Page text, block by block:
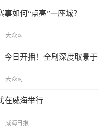
如何“点亮”一座城？
大众网
今日开播！全剧深度取景于
大众网
在威海举行
威海日报